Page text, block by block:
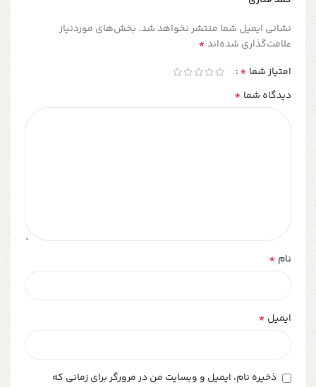
نشانی ایمیل شما منتشر نخواهد شد. بخش‌های موردنیاز
علامت‌گذاری شده‌اند*
امتیاز شما *
دیدگاه شما *
نام *
ایمیل *
ذخیره نام، ایمیل و وبسایت من در مرورگر برای زمانی که